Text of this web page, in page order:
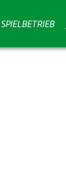
SPIELBETRIEB